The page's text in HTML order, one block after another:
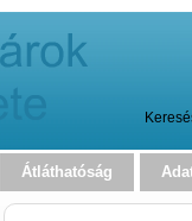
Átláthatóság